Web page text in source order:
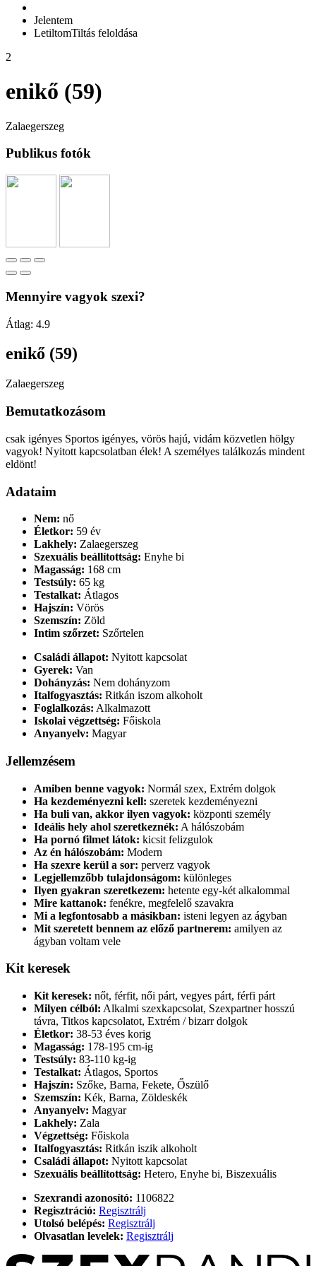
Jelentem
LetiltomTiltás feloldása
2
enikő (59)
Zalaegerszeg
Publikus fotók
Mennyire vagyok szexi?
Átlag: 4.9
enikő (59)
Zalaegerszeg
Bemutatkozásom
csak igényes Sportos igényes, vörös hajú, vidám közvetlen hölgy
vagyok! Nyitott kapcsolatban élek! A személyes találkozás mindent
eldönt!
Adataim
Nem: nő
Életkor: 59 év
Lakhely: Zalaegerszeg
Szexuális beállítottság: Enyhe bi
Magasság: 168 cm
Testsúly: 65 kg
Testalkat: Átlagos
Hajszín: Vörös
Szemszín: Zöld
Intim szőrzet: Szőrtelen
Családi állapot: Nyitott kapcsolat
Gyerek: Van
Dohányzás: Nem dohányzom
Italfogyasztás: Ritkán iszom alkoholt
Foglalkozás: Alkalmazott
Iskolai végzettség: Főiskola
Anyanyelv: Magyar
Jellemzésem
Amiben benne vagyok: Normál szex, Extrém dolgok
Ha kezdeményezni kell: szeretek kezdeményezni
Ha buli van, akkor ilyen vagyok: központi személy
Ideális hely ahol szeretkeznék: A hálószobám
Ha pornó filmet látok: kicsit felizgulok
Az én hálószobám: Modern
Ha szexre kerül a sor: perverz vagyok
Legjellemzőbb tulajdonságom: különleges
Ilyen gyakran szeretkezem: hetente egy-két alkalommal
Mire kattanok: fenékre, megfelelő szavakra
Mi a legfontosabb a másikban: isteni legyen az ágyban
Mit szeretett bennem az előző partnerem: amilyen az
ágyban voltam vele
Kit keresek
Kit keresek: nőt, férfit, női párt, vegyes párt, férfi párt
Milyen célból: Alkalmi szexkapcsolat, Szexpartner hosszú
távra, Titkos kapcsolatot, Extrém / bizarr dolgok
Életkor: 38-53 éves korig
Magasság: 178-195 cm-ig
Testsúly: 83-110 kg-ig
Testalkat: Átlagos, Sportos
Hajszín: Szőke, Barna, Fekete, Őszülő
Szemszín: Kék, Barna, Zöldeskék
Anyanyelv: Magyar
Lakhely: Zala
Végzettség: Főiskola
Italfogyasztás: Ritkán iszik alkoholt
Családi állapot: Nyitott kapcsolat
Szexuális beállítottság: Hetero, Enyhe bi, Biszexuális
Szexrandi azonosító: 1106822
Regisztráció: Regisztrálj
Utolsó belépés: Regisztrálj
Olvasatlan levelek: Regisztrálj